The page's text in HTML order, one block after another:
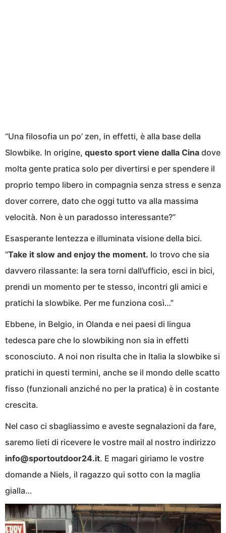
“Una filosofia un po’ zen, in effetti, è alla base della
Slowbike. In origine, questo sport viene dalla Cina dove
molta gente pratica solo per divertirsi e per spendere il
proprio tempo libero in compagnia senza stress e senza
dover correre, dato che oggi tutto va alla massima
velocità. Non è un paradosso interessante?”
Esasperante lentezza e illuminata visione della bici.
“Take it slow and enjoy the moment. Io trovo che sia
davvero rilassante: la sera torni dall’ufficio, esci in bici,
prendi un momento per te stesso, incontri gli amici e
pratichi la slowbike. Per me funziona così…”
Ebbene, in Belgio, in Olanda e nei paesi di lingua
tedesca pare che lo slowbiking non sia in effetti
sconosciuto. A noi non risulta che in Italia la slowbike si
pratichi in questi termini, anche se il mondo delle scatto
fisso (funzionali anziché no per la pratica) è in costante
crescita.
Nel caso ci sbagliassimo e aveste segnalazioni da fare,
saremo lieti di ricevere le vostre mail al nostro indirizzo
info@sportoutdoor24.it. E magari giriamo le vostre
domande a Niels, il ragazzo qui sotto con la maglia
gialla…